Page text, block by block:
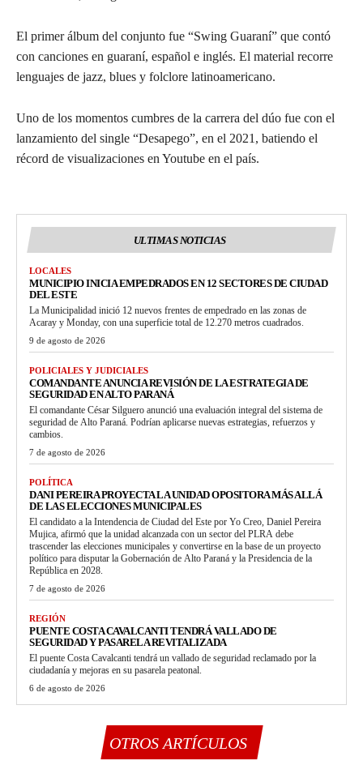
El primer álbum del conjunto fue “Swing Guaraní” que contó
con canciones en guaraní, español e inglés. El material recorre
lenguajes de jazz, blues y folclore latinoamericano.
Uno de los momentos cumbres de la carrera del dúo fue con el
lanzamiento del single “Desapego”, en el 2021, batiendo el
récord de visualizaciones en Youtube en el país.
ULTIMAS NOTICIAS
LOCALES
MUNICIPIO INICIA EMPEDRADOS EN 12 SECTORES DE CIUDAD
DEL ESTE
La Municipalidad inició 12 nuevos frentes de empedrado en las zonas de
Acaray y Monday, con una superficie total de 12.270 metros cuadrados.
9 de agosto de 2026
POLICIALES Y JUDICIALES
COMANDANTE ANUNCIA REVISIÓN DE LA ESTRATEGIA DE
SEGURIDAD EN ALTO PARANÁ
El comandante César Silguero anunció una evaluación integral del sistema de
seguridad de Alto Paraná. Podrían aplicarse nuevas estrategias, refuerzos y
cambios.
7 de agosto de 2026
POLÍTICA
DANI PEREIRA PROYECTA LA UNIDAD OPOSITORA MÁS ALLÁ
DE LAS ELECCIONES MUNICIPALES
El candidato a la Intendencia de Ciudad del Este por Yo Creo, Daniel Pereira
Mujica, afirmó que la unidad alcanzada con un sector del PLRA debe
trascender las elecciones municipales y convertirse en la base de un proyecto
político para disputar la Gobernación de Alto Paraná y la Presidencia de la
República en 2028.
7 de agosto de 2026
REGIÓN
PUENTE COSTA CAVALCANTI TENDRÁ VALLADO DE
SEGURIDAD Y PASARELA REVITALIZADA
El puente Costa Cavalcanti tendrá un vallado de seguridad reclamado por la
ciudadanía y mejoras en su pasarela peatonal.
6 de agosto de 2026
OTROS ARTÍCULOS